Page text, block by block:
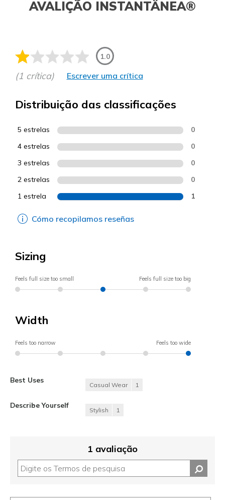
AVALIÇÃO INSTANTÂNEA®
1.0
(1 crítica) Escrever uma crítica
Distribuição das classificações
5 estrelas 0
4 estrelas 0
3 estrelas 0
2 estrelas 0
1 estrela 1
Cómo recopilamos reseñas
Sizing
Feels full size too small Feels full size too big
Width
Feels too narrow Feels too wide
Best Uses
Casual Wear 1
Describe Yourself
Stylish 1
1 avaliação